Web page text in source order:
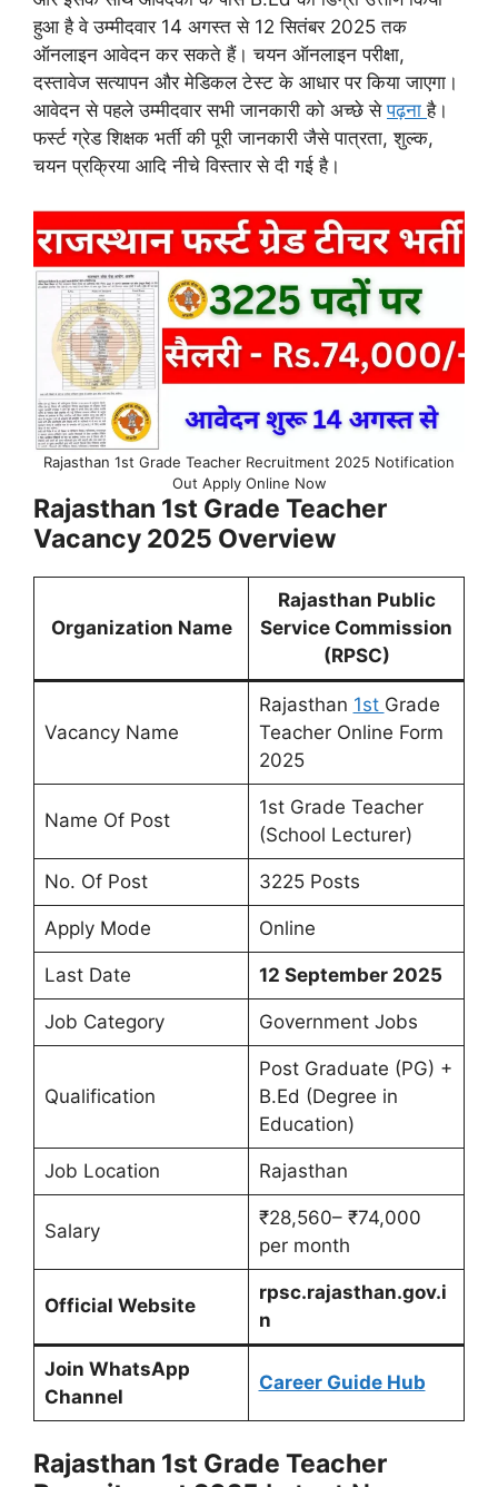
हुआ है वे उम्मीदवार 14 अगस्त से 12 सितंबर 2025 तक
ऑनलाइन आवेदन कर सकते हैं। चयन ऑनलाइन परीक्षा,
दस्तावेज सत्यापन और मेडिकल टेस्ट के आधार पर किया जाएगा।
आवेदन से पहले उम्मीदवार सभी जानकारी को अच्छे सेपढ़नाहै।
फर्स्ट ग्रेड शिक्षक भर्ती की पूरी जानकारी जैसे पात्रता, शुल्क,
चयन प्रक्रिया आदि नीचे विस्तार से दी गई है।
Rajasthan 1st Grade Teacher Recruitment 2025 Notification
Out Apply Online Now
Rajasthan 1st Grade Teacher
Vacancy 2025 Overview
Organization Name
Rajasthan Public
Service Commission
(RPSC)
Vacancy Name
Rajasthan 1st Grade
Teacher Online Form
2025
Name Of Post
1st Grade Teacher
(School Lecturer)
No. Of Post 3225 Posts
Apply Mode Online
Last Date 12 September 2025
Job Category Government Jobs
Qualification
Post Graduate (PG) +
B.Ed (Degree in
Education)
Job Location Rajasthan
Salary
₹28,560– ₹74,000
per month
Official Website
rpsc.rajasthan.gov.i
n
Join WhatsApp
Channel
Career Guide Hub
Rajasthan 1st Grade Teacher